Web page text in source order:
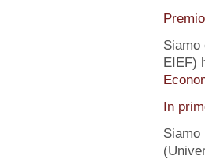
Siamo
EIEF)
In